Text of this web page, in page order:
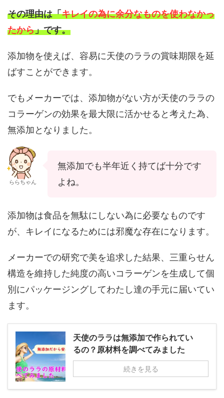
その理由は「キレイの為に余分なものを使わなかっ
たから」です。
添加物を使えば、容易に天使のララの賞味期限を延
ばすことができます。
でもメーカーでは、添加物がない方が天使のララの
コラーゲンの効果を最大限に活かせると考えた為、
無添加となりました。
ららちゃん
無添加でも半年近く持てば十分です
よね。
添加物は食品を無駄にしない為に必要なものです
が、キレイになるためには邪魔な存在になります。
メーカーでの研究で美を追求した結果、三重らせん
構造を維持した純度の高いコラーゲンを生成して個
別にパッケージングしてわたし達の手元に届いてい
ます。
天使のララは無添加で作られてい
るの？原材料を調べてみました
続きを見る